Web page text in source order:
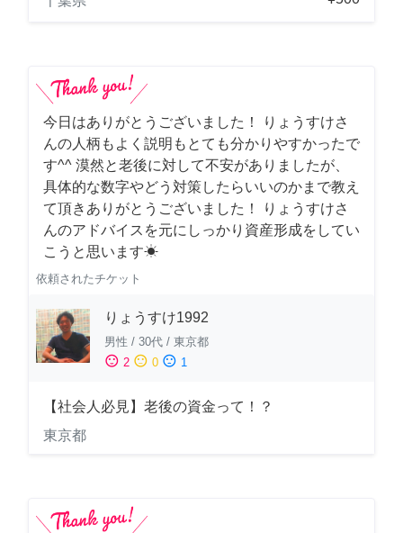
今日はありがとうございました！ りょうすけさ
んの人柄もよく説明もとても分かりやすかったで
す^^ 漠然と老後に対して不安がありましたが、
具体的な数字やどう対策したらいいのかまで教え
て頂きありがとうございました！ りょうすけさ
んのアドバイスを元にしっかり資産形成をしてい
こうと思います☀︎
依頼されたチケット
りょうすけ1992
男性 / 30代 / 東京都
sentiment_satisfied 2 sentiment_neutral 0 sentiment_dissatisfied 1
【社会人必見】老後の資金って！？
東京都